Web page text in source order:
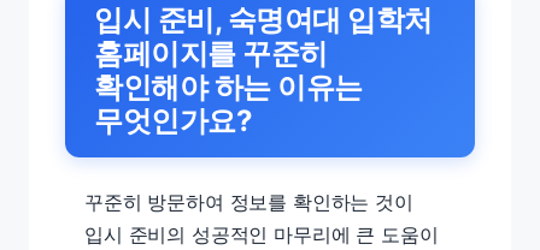
입시 준비, 숙명여대 입학처
홈페이지를 꾸준히
확인해야 하는 이유는
무엇인가요?
꾸준히 방문하여 정보를 확인하는 것이
입시 준비의 성공적인 마무리에 큰 도움이